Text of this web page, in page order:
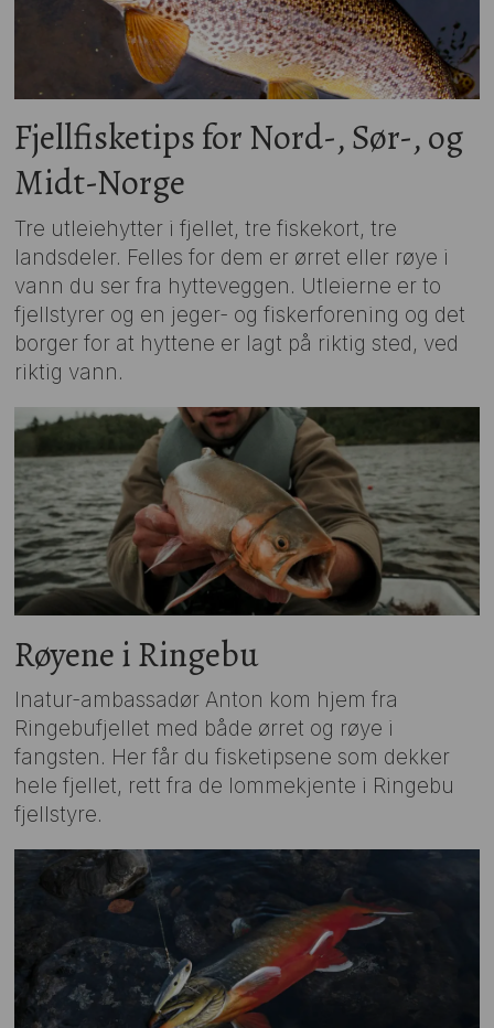
Fjellfisketips for Nord-, Sør-, og
Midt-Norge
Tre utleiehytter i fjellet, tre fiskekort, tre
landsdeler. Felles for dem er ørret eller røye i
vann du ser fra hytteveggen. Utleierne er to
fjellstyrer og en jeger- og fiskerforening og det
borger for at hyttene er lagt på riktig sted, ved
riktig vann.
Røyene i Ringebu
Inatur-ambassadør Anton kom hjem fra
Ringebufjellet med både ørret og røye i
fangsten. Her får du fisketipsene som dekker
hele fjellet, rett fra de lommekjente i Ringebu
fjellstyre.